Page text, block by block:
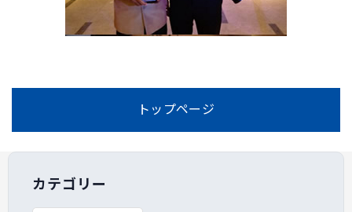
トップページ
カテゴリー